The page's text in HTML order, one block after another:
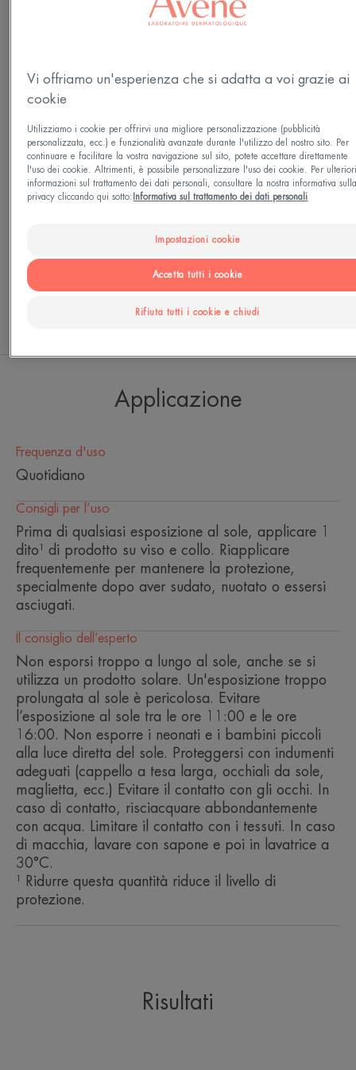
UVB, UVA e la luce blu HEV per prevenire il foto-
ALTA PROTEZIONE:
Questo trattamento contiene TriAsorB, un filtro
solare ad ampio spettro che protegge dai raggi UV
sensazione di pelle nuda dopo l’applicazione,
La sua formula ad alta tollerabilità, senza profumo
pelle sensibile.
L’OPINIONE DEL NOSTRO ESPERTO
Alta protezione solare invisibile¹
SPF50 contro i raggi UVB, UVA e
la luce blu HEV per la pelle
sensibile del viso.
Benefici
Fotoprotezione: filtri UVB-UVA fotostabili per
contrastare gli effetti nocivi dei raggi solari.
Resistente all’acqua: protegge la pelle dagli effetti
nocivi del sole anche durante un bagno.
Vedi altro
Applicazione
Frequenza d'uso
Quotidiano
Consigli per l’uso
Prima di qualsiasi esposizione al sole, applicare 1
dito¹ di prodotto su viso e collo. Riapplicare
frequentemente per mantenere la protezione,
specialmente dopo aver sudato, nuotato o essersi
asciugati.
Il consiglio dell’esperto
Non esporsi troppo a lungo al sole, anche se si
utilizza un prodotto solare. Un'esposizione troppo
prolungata al sole è pericolosa. Evitare
l’esposizione al sole tra le ore 11:00 e le ore
16:00. Non esporre i neonati e i bambini piccoli
alla luce diretta del sole. Proteggersi con indumenti
adeguati (cappello a tesa larga, occhiali da sole,
maglietta, ecc.) Evitare il contatto con gli occhi. In
caso di contatto, risciacquare abbondantemente
con acqua. Limitare il contatto con i tessuti. In caso
di macchia, lavare con sapone e poi in lavatrice a
30°C.
¹ Ridurre questa quantità riduce il livello di
protezione.
Risultati
Vi offriamo un'esperienza che si adatta a voi grazie ai
cookie
Utilizziamo i cookie per offrirvi una migliore personalizzazione (pubblicità
personalizzata, ecc.) e funzionalità avanzate durante l'utilizzo del nostro sito. Per
continuare e facilitare la vostra navigazione sul sito, potete accettare direttamente
l'uso dei cookie. Altrimenti, è possibile personalizzare l'uso dei cookie. Per
informazioni sul trattamento dei dati personali, consultare la nostra informativa
privacy cliccando qui sotto: Informativa sul trattamento dei dati personali
Impostazioni cookie
Rifiuta tutti i cookie e chiudi
Accetta tutti i cookie